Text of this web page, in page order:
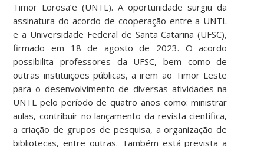
Timor Lorosa’e (UNTL). A oportunidade surgiu da
assinatura do acordo de cooperação entre a UNTL
e a Universidade Federal de Santa Catarina (UFSC),
firmado em 18 de agosto de 2023. O acordo
possibilita professores da UFSC, bem como de
outras instituições públicas, a irem ao Timor Leste
para o desenvolvimento de diversas atividades na
UNTL pelo período dequatro anos como:ministrar
aulas, contribuir no lançamento da revista científica,
a criação de grupos de pesquisa, a organização de
bibliotecas, entre outras. Também está prevista a